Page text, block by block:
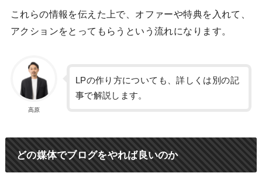
これらの情報を伝えた上で、オファーや特典を入れて、
アクションをとってもらうという流れになります。
高原
LPの作り方についても、詳しくは別の記
事で解説します。
どの媒体でブログをやれば良いのか